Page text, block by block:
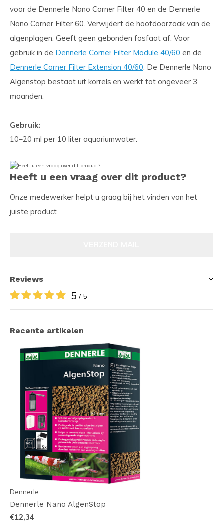
voor de Dennerle Nano Corner Filter 40 en de Dennerle
Nano Corner Filter 60. Verwijdert de hoofdoorzaak van de
algenplagen. Geeft geen gebonden fosfaat af. Voor
gebruik in de Dennerle Corner Filter Module 40/60 en de
Dennerle Corner Filter Extension 40/60. De Dennerle Nano
Algenstop bestaat uit korrels en werkt tot ongeveer 3
maanden.
Gebruik:
10–20 ml per 10 liter aquariumwater.
Heeft u een vraag over dit product?
Onze medewerker helpt u graag bij het vinden van het
juiste product
Reviews
5 / 5
Recente artikelen
Dennerle
Dennerle Nano AlgenStop
€12,34